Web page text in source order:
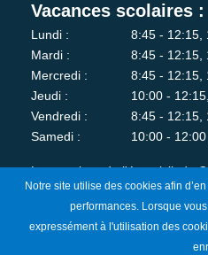
Vacances scolaires :
Lundi :
8:45 - 12:15,
Mardi :
8:45 - 12:15,
Mercredi :
8:45 - 12:15,
Jeudi :
10:00 -
Vendredi :
8:45 - 12:15,
Samedi :
10:00 -
Les services de l'état-civil, du
fermés au public le lundi matin.
Je m'abonne à
Notre site utilise des cookies afin
performances. Lorsque
expressément à l'utilisation des